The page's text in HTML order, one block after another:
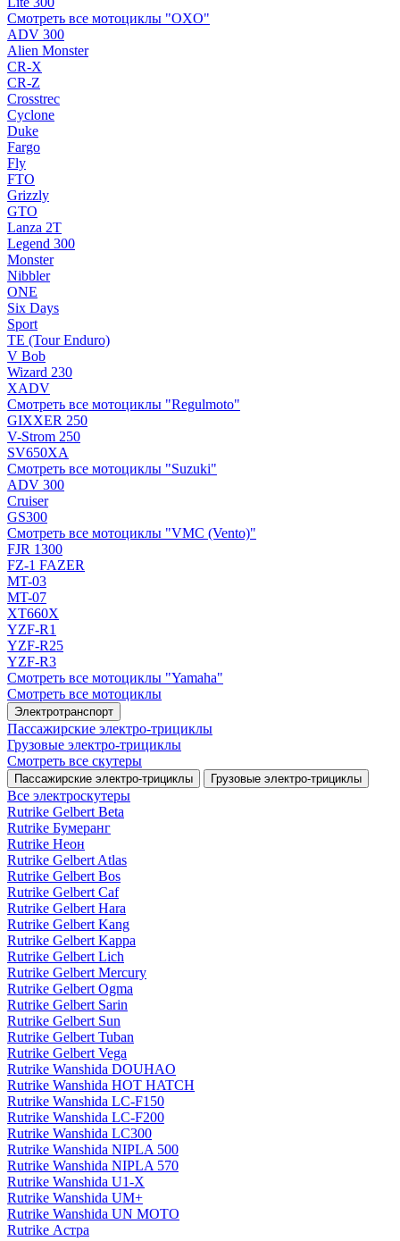
Смотреть все мотоциклы "OXO"
ADV 300
Alien Monster
CR-X
CR-Z
Crosstrec
Cyclone
Duke
Fargo
Fly
FTO
Grizzly
GTO
Lanza 2T
Legend 300
Monster
Nibbler
ONE
Six Days
Sport
TE (Tour Enduro)
V Bob
Wizard 230
XADV
Смотреть все мотоциклы "Regulmoto"
GIXXER 250
V-Strom 250
SV650XA
Смотреть все мотоциклы "Suzuki"
ADV 300
Cruiser
GS300
Смотреть все мотоциклы "VMC (Vento)"
FJR 1300
FZ-1 FAZER
MT-03
MT-07
XT660X
YZF-R1
YZF-R25
YZF-R3
Смотреть все мотоциклы "Yamaha"
Смотреть все мотоциклы
Электротранспорт
Пассажирские электро‑трициклы
Грузовые электро‑трициклы
Смотреть все скутеры
Пассажирские электро‑трициклы Грузовые электро‑трициклы
Все электро­скутеры
Rutrike Gelbert Beta
Rutrike Бумеранг
Rutrike Неон
Rutrike Gelbert Atlas
Rutrike Gelbert Bos
Rutrike Gelbert Caf
Rutrike Gelbert Hara
Rutrike Gelbert Kang
Rutrike Gelbert Kappa
Rutrike Gelbert Lich
Rutrike Gelbert Mercury
Rutrike Gelbert Ogma
Rutrike Gelbert Sarin
Rutrike Gelbert Sun
Rutrike Gelbert Tuban
Rutrike Gelbert Vega
Rutrike Wanshida DOUHAO
Rutrike Wanshida HOT HATCH
Rutrike Wanshida LC-F150
Rutrike Wanshida LC-F200
Rutrike Wanshida LC300
Rutrike Wanshida NIPLA 500
Rutrike Wanshida NIPLA 570
Rutrike Wanshida U1-X
Rutrike Wanshida UM+
Rutrike Wanshida UN MOTO
Rutrike Астра